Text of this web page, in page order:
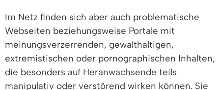
Im Netz finden sich aber auch problematische
Webseiten beziehungsweise Portale mit
meinungsverzerrenden, gewalthaltigen,
extremistischen oder pornographischen Inhalten,
die besonders auf Heranwachsende teils
manipulativ oder verstörend wirken können. Sie